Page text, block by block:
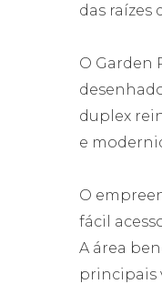
das raízes
O Garden
duplex
e
O
fácil
A área
principais